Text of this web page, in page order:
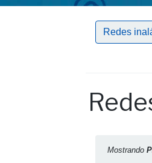
Redes
Mostrando